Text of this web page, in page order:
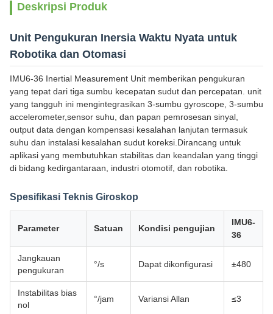
Deskripsi Produk
Unit Pengukuran Inersia Waktu Nyata untuk
Robotika dan Otomasi
IMU6-36 Inertial Measurement Unit memberikan pengukuran
yang tepat dari tiga sumbu kecepatan sudut dan percepatan. unit
yang tangguh ini mengintegrasikan 3-sumbu gyroscope, 3-sumbu
accelerometer,sensor suhu, dan papan pemrosesan sinyal,
output data dengan kompensasi kesalahan lanjutan termasuk
suhu dan instalasi kesalahan sudut koreksi.Dirancang untuk
aplikasi yang membutuhkan stabilitas dan keandalan yang tinggi
di bidang kedirgantaraan, industri otomotif, dan robotika.
Spesifikasi Teknis Giroskop
Parameter Satuan Kondisi pengujian
IMU6-
36
Jangkauan
pengukuran
°/s Dapat dikonfigurasi ±480
Instabilitas bias
nol
°/jam Variansi Allan ≤3